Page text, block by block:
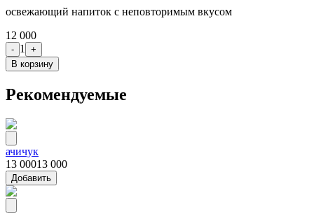
освежающий напиток с неповторимым вкусом
12 000
- 1
+
В корзину
Рекомендуемые
ачичук
13 00013 000
Добавить